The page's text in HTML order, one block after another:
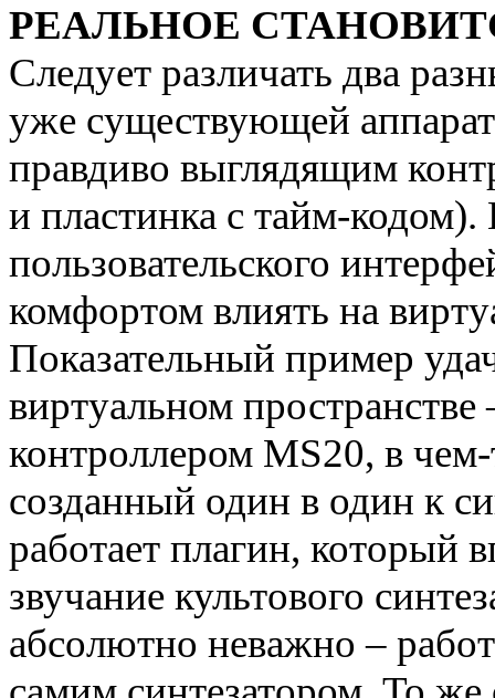
РЕАЛЬНОЕ
Следует различать два
уже существующей
правдиво выглядящим
и пластинка с тайм-
пользовательского
комфортом влиять на
Показательный пример
виртуальном
контроллером MS20, в
созданный один в один к
работает плагин, который
звучание культового
абсолютно неважно –